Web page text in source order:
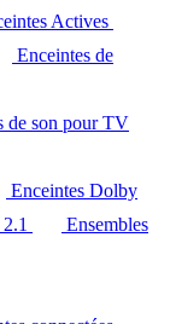
Actives
Enceintes de
de son pour TV
Enceintes Dolby
Ensembles